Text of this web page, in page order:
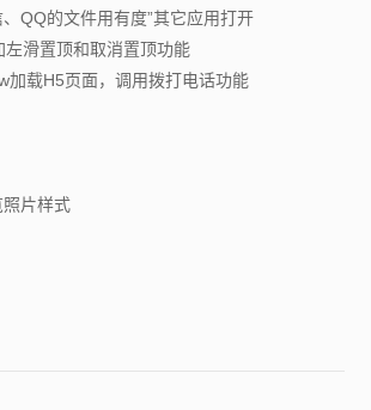
QQ的文件用有度”其它应用打开
左滑置顶和取消置顶功能
加载H5页面，调用拨打电话功能
片样式